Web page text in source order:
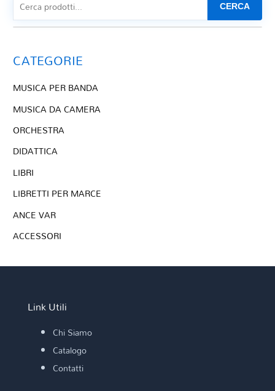
CERCA
CATEGORIE
MUSICA PER BANDA
MUSICA DA CAMERA
ORCHESTRA
DIDATTICA
LIBRI
LIBRETTI PER MARCE
ANCE VAR
ACCESSORI
Link Utili
Chi Siamo
Catalogo
Contatti